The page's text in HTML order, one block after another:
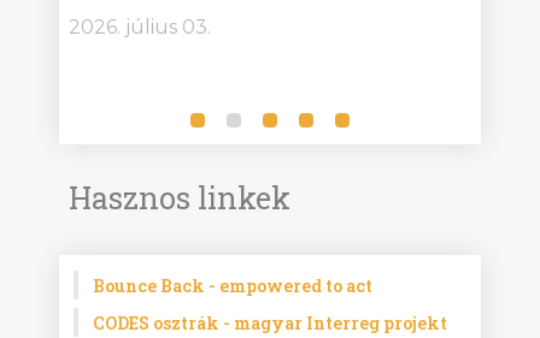
2026. július 03.
Hasznos linkek
Bounce Back - empowered to act
CODES osztrák - magyar Interreg projekt